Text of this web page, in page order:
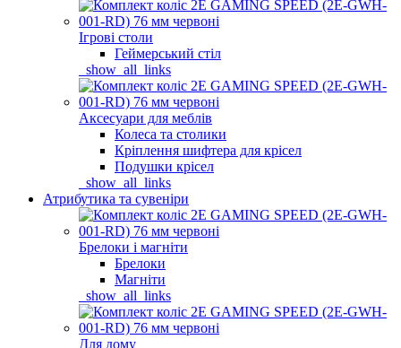
Ігрові столи
Геймерський стіл
_show_all_links
Аксесуари для меблів
Колеса та столики
Кріплення шифтера для крісел
Подушки крісел
_show_all_links
Атрибутика та сувеніри
Брелоки і магніти
Брелоки
Магніти
_show_all_links
Для дому